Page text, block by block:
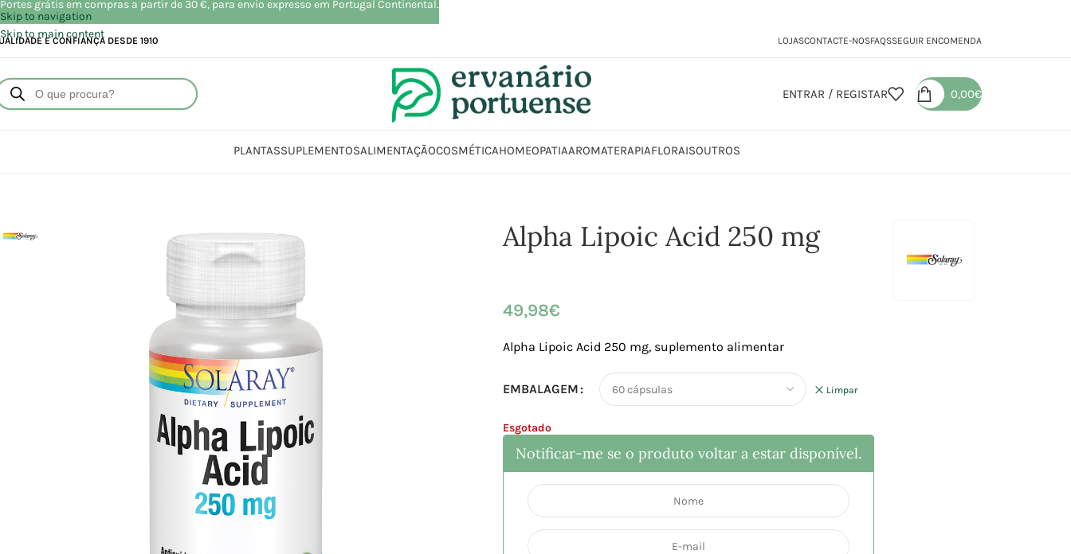
Skip to navigation
Skip to main content
E CONFIANÇA DESDE 1910 LOJASCONTACTE-NOSFAQSSEGUIR ENCOMENDA
ENTRAR / REGISTAR 0,00€
PLANTASSUPLEMENTOSALIMENTAÇÃOCOSMÉTICAHOMEOPATIAAROMATERAPIAFLORAISOUTROS
Alpha Lipoic Acid 250 mg
49,98€
Alpha Lipoic Acid 250 mg, suplemento alimentar
EMBALAGEM Limpar
Esgotado
Notificar-me se o produto voltar a estar disponível.
Portes grátis em compras a partir de 30 €, para envio expresso em Portugal Continental.